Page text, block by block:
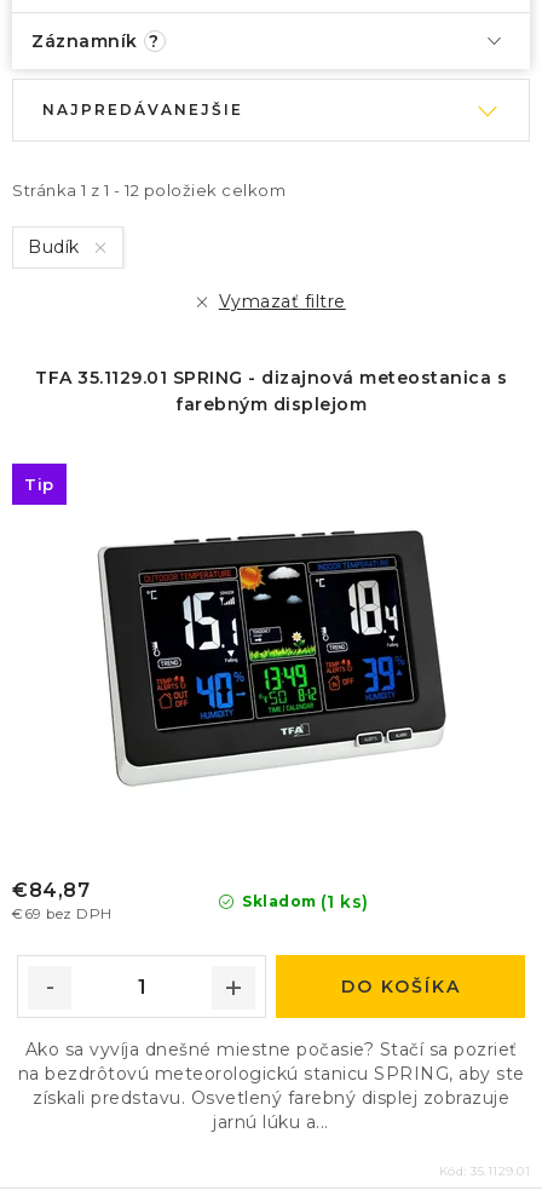
Záznamník ?
i
s
p
t
o
Stránka 1 z 1 - 12 položiek celkom
e
n
i
u
k
NAJPREDÁVANEJŠIE
Budík
Vymazať filtre
TFA 35.1129.01 SPRING - dizajnová meteostanica s
farebným displejom
Tip
Skladom (1 ks)
€69 bez DPH
€84,87
DO KOŠÍKA
Ako sa vyvíja dnešné miestne počasie? Stačí sa pozrieť
na bezdrôtovú meteorologickú stanicu SPRING, aby ste
získali predstavu. Osvetlený farebný displej zobrazuje
jarnú lúku a...
Kód: 35.1129.01